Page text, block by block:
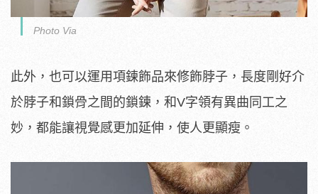
Photo Via
此外，也可以運用項鍊飾品來修飾脖子，長度剛好介
於脖子和鎖骨之間的鎖鍊，和V字領有異曲同工之
妙，都能讓視覺感更加延伸，使人更顯瘦。